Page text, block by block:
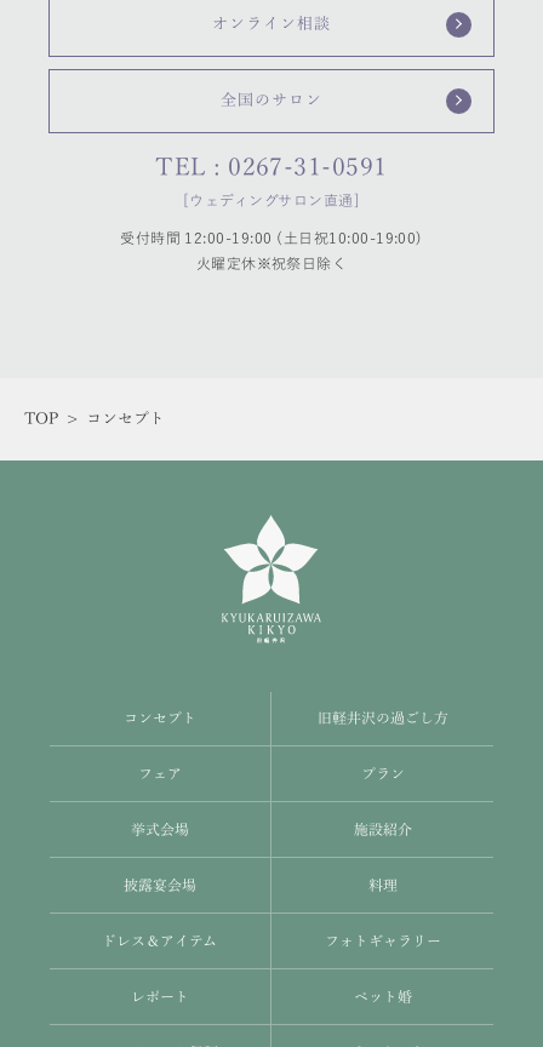
オンライン相談
全国のサロン
TEL : 0267-31-0591
[ウェディングサロン直通]
受付時間 12:00-19:00 (土日祝10:00-19:00)
火曜定休※祝祭日除く
TOP > コンセプト
コンセプト 旧軽井沢の過ごし方
フェア プラン
挙式会場 施設紹介
披露宴会場 料理
ドレス＆アイテム フォトギャラリー
レポート ペット婚